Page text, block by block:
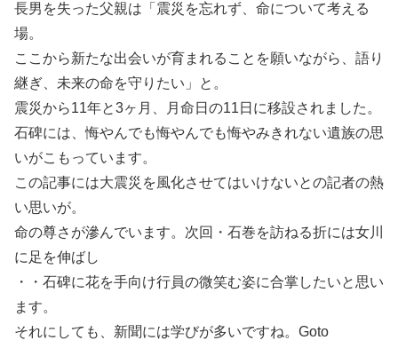
長男を失った父親は「震災を忘れず、命について考える
場。
ここから新たな出会いが育まれることを願いながら、語り
継ぎ、未来の命を守りたい」と。
震災から11年と3ヶ月、月命日の11日に移設されました。
石碑には、悔やんでも悔やんでも悔やみきれない遺族の思
いがこもっています。
この記事には大震災を風化させてはいけないとの記者の熱
い思いが。
命の尊さが滲んでいます。次回・石巻を訪ねる折には女川
に足を伸ばし
・・石碑に花を手向け行員の微笑む姿に合掌したいと思い
ます。
それにしても、新聞には学びが多いですね。Goto